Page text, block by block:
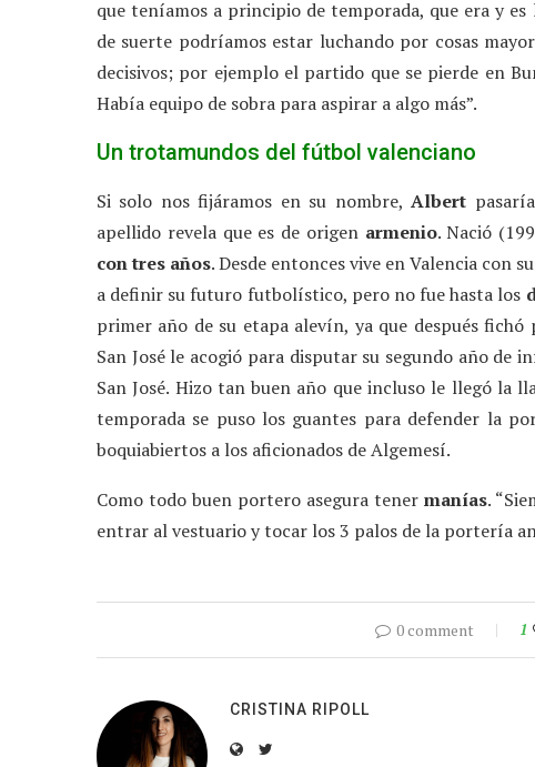
que teníamos a principio de temporada, que era y
de suerte podríamos estar luchando por cosas
decisivos; por ejemplo el partido que se pierde en
Había equipo de sobra para aspirar a algo más”.
Un trotamundos del fútbol valenciano
Si solo nos fijáramos en su nombre,Albert
apellido revela que es de origen armenio. Nació
con tres años. Desde entonces vive en Valencia con
a definir su futuro futbolístico, pero no fue hasta los
primer año de su etapa alevín, ya que después
San José le acogió para disputar su segundo año de
San José. Hizo tan buen año que incluso le llegó la
temporada se puso los guantes para defender la
boquiabiertos a los aficionados de Algemesí.
Como todo buen portero asegura tenermanías.
entrar al vestuario y tocar los 3 palos de la portería
0 comment 1
CRISTINA RIPOLL